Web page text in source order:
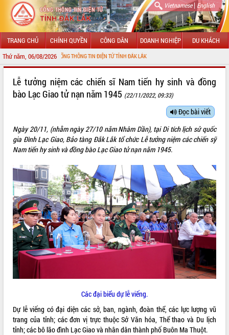
Vietnamese| English
TRANG CHỦ CHÍNH QUYỀN CÔNG DÂN DOANH NGHIỆP DU KHÁCH
Thứ năm, 06/08/2026
ĐẾN VỚI CỔNG THÔNG TIN ĐIỆN TỬ TỈNH ĐẮK LẮK
GIỚI THIỆU
LÃNH ĐẠO UBND TỈNH
SỞ, BAN, NGÀNH
THÔNG TIN CHỈ ĐẠO ĐIỀU HÀNH
HỆ THỐNG VĂN BẢN
VĂN BẢN HĐND TỈNH
ĐIỂM TIN VĂN BẢN
QUY HOẠCH - KẾ HOẠCH
Lễ tưởng niệm các chiến sĩ Nam tiến hy sinh và đồng
bào Lạc Giao tử nạn năm 1945 (22/11/2022, 09:33)
Đọc bài viết
Ngày 20/11, (nhằm ngày 27/10 năm Nhâm Dần), tại Di tích lịch sử quốc
gia Đình Lạc Giao, Bảo tàng Đắk Lắk tổ chức Lễ tưởng niệm các chiến sỹ
Nam tiến hy sinh và đồng bào Lạc Giao tử nạn năm 1945.
Các đại biểu dự lễ viếng.
Dự lễ viếng có đại diện các sở, ban, ngành, đoàn thể, các lực lượng vũ
trang của tỉnh; các đơn vị trực thuộc Sở Văn hóa, Thể thao và Du lịch
tỉnh; các bô lão đình Lạc Giao và nhân dân thành phố Buôn Ma Thuột.